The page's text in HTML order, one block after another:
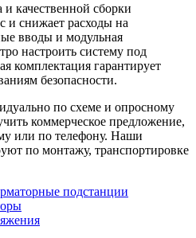
и качественной сборки
и снижает расходы на
вводы и модульная
настроить систему под
комплектация гарантирует
безопасности.
по схеме и опросному
коммерческое предложение,
или по телефону. Наши
по монтажу, транспортировке
подстанции